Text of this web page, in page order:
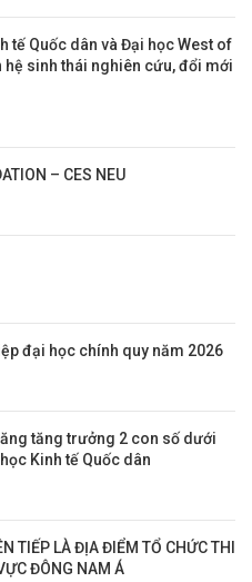
tế Quốc dân và Đại học West of
sinh thái nghiên cứu, đổi mới
– CES NEU
đại học chính quy năm 2026
tăng trưởng 2 con số dưới
Kinh tế Quốc dân
TIẾP LÀ ĐỊA ĐIỂM TỔ CHỨC THI
ĐÔNG NAM Á